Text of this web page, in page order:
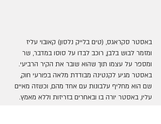
באסטר סקראגס, (טים בלייק נלסון) קאובוי עליז
ומזמר לבוש בלבן, רוכב לבדו על סוסו במדבר, שר
ומספר על עצמו תוך שהוא שובר את הקיר הרביעי.
באסטר מגיע לקנטינה מבודדת מלאה בפורעי חוק,
שם הוא מחליף עלבונות עם אחד מהם, וכשזה מאיים
עליו, באסטר יורה בו ובאחרים בזריזות וללא מאמץ.